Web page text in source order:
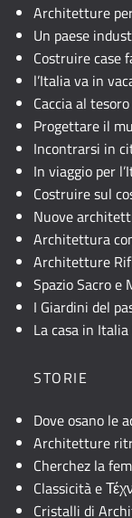
Architetture
Un paese
Costruire case
l’Italia va in
Caccia al tesoro
Progettare il
Incontrarsi in
In viaggio per
Costruire sul
Nuove
Architettura
Architetture
Spazio Sacro e
I Giardini del
La casa in
STORIE
Dove osano le
Architetture
Cherchez la
Classicità e
Cristalli di